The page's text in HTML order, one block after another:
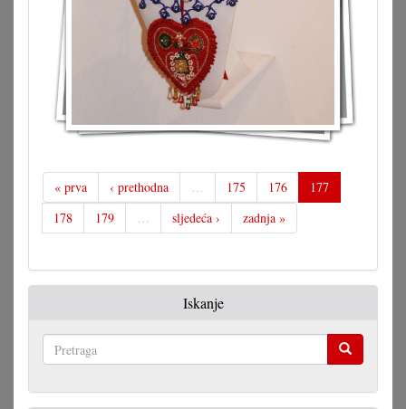
« prva ‹ prethodna … 175 176
177
178
179 … sljedeća › zadnja »
Iskanje